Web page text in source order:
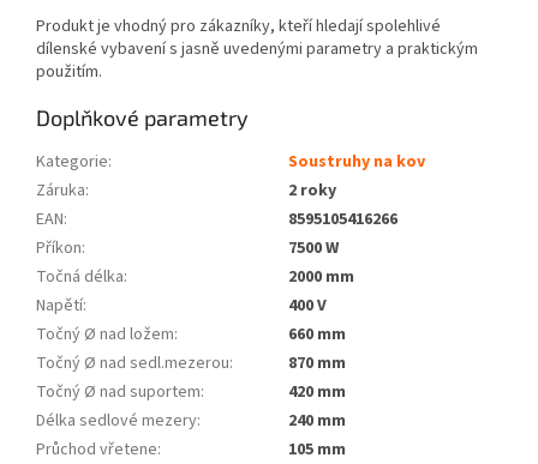
Produkt je vhodný pro zákazníky, kteří hledají spolehlivé
dílenské vybavení s jasně uvedenými parametry a praktickým
použitím.
Doplňkové parametry
Kategorie:
Soustruhy na kov
Záruka:
2 roky
EAN:
8595105416266
Příkon:
7500 W
Točná délka:
2000 mm
Napětí:
400 V
Točný Ø nad ložem:
660 mm
Točný Ø nad sedl.mezerou:
870 mm
Točný Ø nad suportem:
420 mm
Délka sedlové mezery:
240 mm
Průchod vřetene:
105 mm